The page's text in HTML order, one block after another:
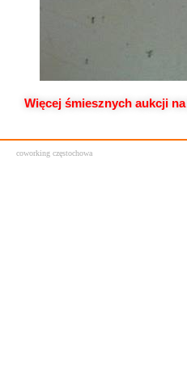
Więcej śmiesznych aukcji na
coworking częstochowa